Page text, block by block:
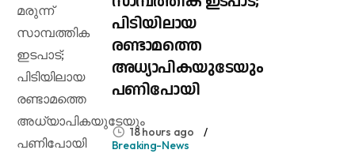
പിടിയിലായ
രണ്ടാമത്തെ
അധ്യാപികയുടേയും
പണിപോയി
18 hours ago
Breaking-News